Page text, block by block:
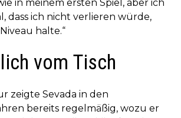
in meinem ersten Spiel, aber ich
dass ich nicht verlieren würde,
halte.“
vom Tisch
zeigte Sevada in den
bereits regelmäßig, wozu er